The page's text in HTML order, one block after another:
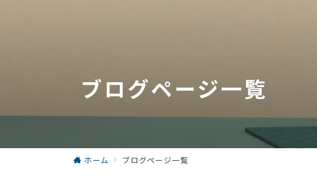
ブログページ一覧
ホーム ブログページ一覧